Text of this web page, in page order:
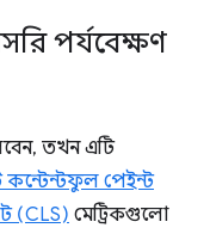
পর্যবেক্ষণ
তখন এটি
কন্টেন্টফুল পেইন্ট
(CLS) মেট্রিকগুলো